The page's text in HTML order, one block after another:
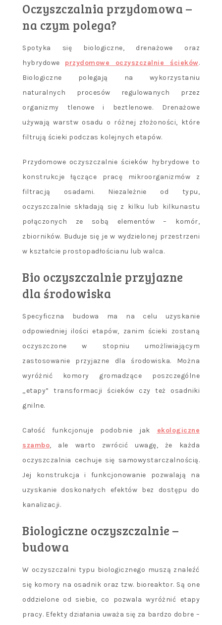
Oczyszczalnia przydomowa –
na czym polega?
Spotyka się biologiczne, drenażowe oraz
hybrydowe przydomowe oczyszczalnie ścieków.
Biologiczne polegają na wykorzystaniu
naturalnych procesów regulowanych przez
organizmy tlenowe i beztlenowe. Drenażowe
używają warstw osadu o różnej złożoności, które
filtrują ścieki podczas kolejnych etapów.
Przydomowe oczyszczalnie ścieków hybrydowe to
konstrukcje łączące pracę mikroorganizmów z
filtracją osadami. Niezależnie od typu,
oczyszczalnie składają się z kilku lub kilkunastu
połączonych ze sobą elementów – komór,
zbiorników. Buduje się je w wydzielonej przestrzeni
w kształcie prostopadłościanu lub walca.
Bio oczyszczalnie przyjazne
dla środowiska
Specyficzna budowa ma na celu uzyskanie
odpowiedniej ilości etapów, zanim ścieki zostaną
oczyszczone w stopniu umożliwiającym
zastosowanie przyjazne dla środowiska. Można
wyróżnić komory gromadzące poszczególne
„etapy” transformacji ścieków czy też osadniki
gnilne.
Całość funkcjonuje podobnie jak ekologiczne
szambo, ale warto zwrócić uwagę, że każda
oczyszczalnia cechuje się samowystarczalnością.
Jej konstrukcja i funkcjonowanie pozwalają na
uzyskanie doskonałych efektów bez dostępu do
kanalizacji.
Biologiczne oczyszczalnie –
budowa
W oczyszczalni typu biologicznego muszą znaleźć
się komory na osadnik oraz tzw. bioreaktor. Są one
oddzielone od siebie, co pozwala wyróżnić etapy
pracy. Efekty działania uważa się za bardzo dobre –